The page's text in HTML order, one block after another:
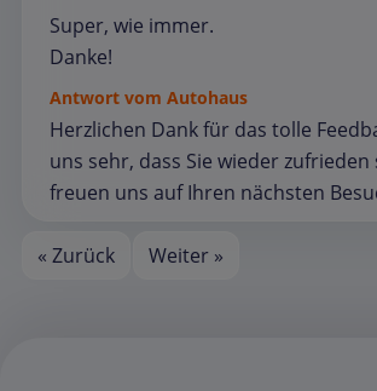
Super, wie immer.
Danke!
Antwort vom Autohaus
Herzlichen Dank für das tolle
uns sehr, dass Sie wieder zufrieden
freuen uns auf Ihren nächsten
« Zurück Weiter »